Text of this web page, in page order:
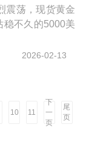
震荡，现货黄金
稳不久的5000美
2026-02-13
10 11
下
一
页
尾
页